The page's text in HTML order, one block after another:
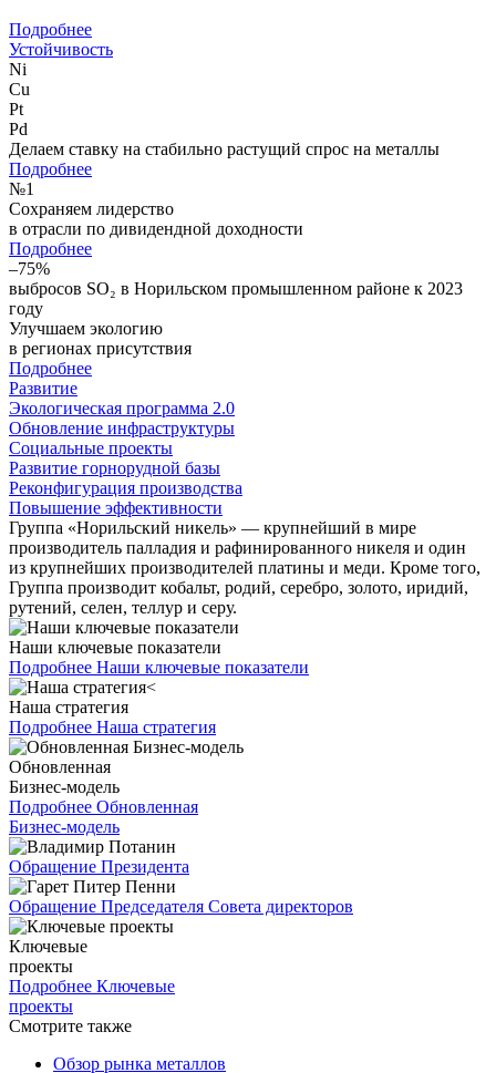
Подробнее
Устойчивость
Ni
Cu
Pt
Pd
Делаем ставку на стабильно растущий спрос на металлы
Подробнее
№1
Сохраняем лидерство
в отрасли по дивидендной доходности
Подробнее
–75%
выбросов SO₂ в Норильском промышленном районе к 2023
году
Улучшаем экологию
в регионах присутствия
Подробнее
Развитие
Экологическая программа 2.0
Обновление инфраструктуры
Социальные проекты
Развитие горнорудной базы
Реконфигурация производства
Повышение эффективности
Группа «Норильский никель» — крупнейший в мире
производитель палладия и рафинированного никеля и один
из крупнейших производителей платины и меди. Кроме того,
Группа производит кобальт, родий, серебро, золото, иридий,
рутений, селен, теллур и серу.
Наши ключевые показатели
Подробнее Наши ключевые показатели
Наша стратегия
Подробнее Наша стратегия
Обновленная
Бизнес-модель
Подробнее Обновленная
Бизнес-модель
Обращение Президента
Обращение Председателя Совета директоров
Ключевые
проекты
Подробнее Ключевые
проекты
Смотрите также
Обзор рынка металлов